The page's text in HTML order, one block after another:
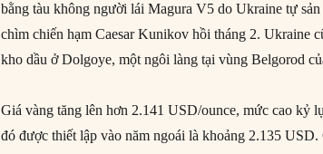
bằng tàu không người lái Magura V5 do Ukraine tự
chìm chiến hạm Caesar Kunikov hồi tháng 2. Ukraine
kho dầu ở Dolgoye, một ngôi làng tại vùng Belgorod
Giá vàng tăng lên hơn 2.141 USD/ounce, mức cao kỷ
đó được thiết lập vào năm ngoái là khoảng 2.135